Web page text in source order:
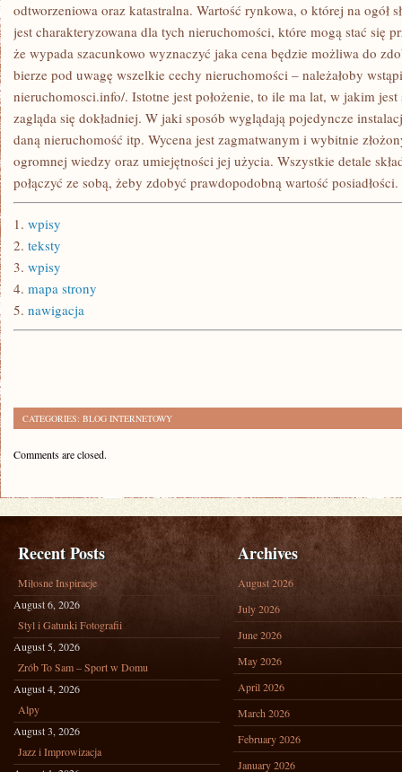
ADMINISTROWANE
odtworzeniowa oraz katastralna. Wartość rynkowa, o której na ogół
jest charakteryzowana dla tych nieruchomości, które mogą stać się
że wypada szacunkowo wyznaczyć jaka cena będzie możliwa do
bierze pod uwagę wszelkie cechy nieruchomości – należałoby
nieruchomosci.info/. Istotne jest położenie, to ile ma lat, w jakim
zagląda się dokładniej. W jaki sposób wyglądają pojedyncze
daną nieruchomość itp. Wycena jest zagmatwanym i wybitnie
ogromnej wiedzy oraz umiejętności jej użycia. Wszystkie detale
połączyć ze sobą, żeby zdobyć prawdopodobną wartość posiadłości.
1. wpisy
2. teksty
3. wpisy
4. mapa strony
5. nawigacja
CATEGORIES: BLOG INTERNETOWY
Comments are closed.
Recent Posts
Miłosne Inspiracje
August 6, 2026
Styl i Gatunki Fotografii
August 5, 2026
Zrób To Sam – Sport w Domu
August 4, 2026
Alpy
August 3, 2026
Jazz i Improwizacja
Archives
August 2026
July 2026
June 2026
May 2026
April 2026
March 2026
February 2026
January 2026